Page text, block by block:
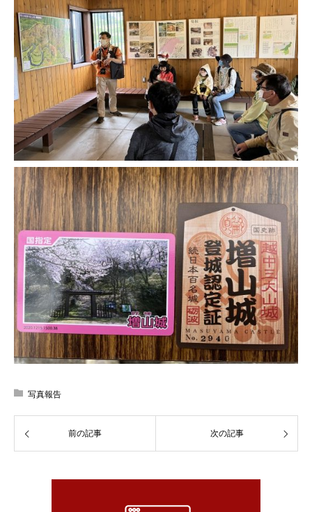
写真報告
前の記事 次の記事